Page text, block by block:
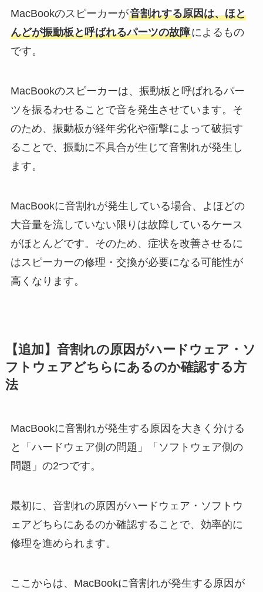
MacBookのスピーカーが音割れする原因は、ほと
んどが振動板と呼ばれるパーツの故障によるもの
です。
MacBookのスピーカーは、振動板と呼ばれるパー
ツを振るわせることで音を発生させています。そ
のため、振動板が経年劣化や衝撃によって破損す
ることで、振動に不具合が生じて音割れが発生し
ます。
MacBookに音割れが発生している場合、よほどの
大音量を流していない限りは故障しているケース
がほとんどです。そのため、症状を改善させるに
はスピーカーの修理・交換が必要になる可能性が
高くなります。
【追加】音割れの原因がハードウェア・ソ
フトウェアどちらにあるのか確認する方
法
MacBookに音割れが発生する原因を大きく分ける
と「ハードウェア側の問題」「ソフトウェア側の
問題」の2つです。
最初に、音割れの原因がハードウェア・ソフトウ
ェアどちらにあるのか確認することで、効率的に
修理を進められます。
ここからは、MacBookに音割れが発生する原因が